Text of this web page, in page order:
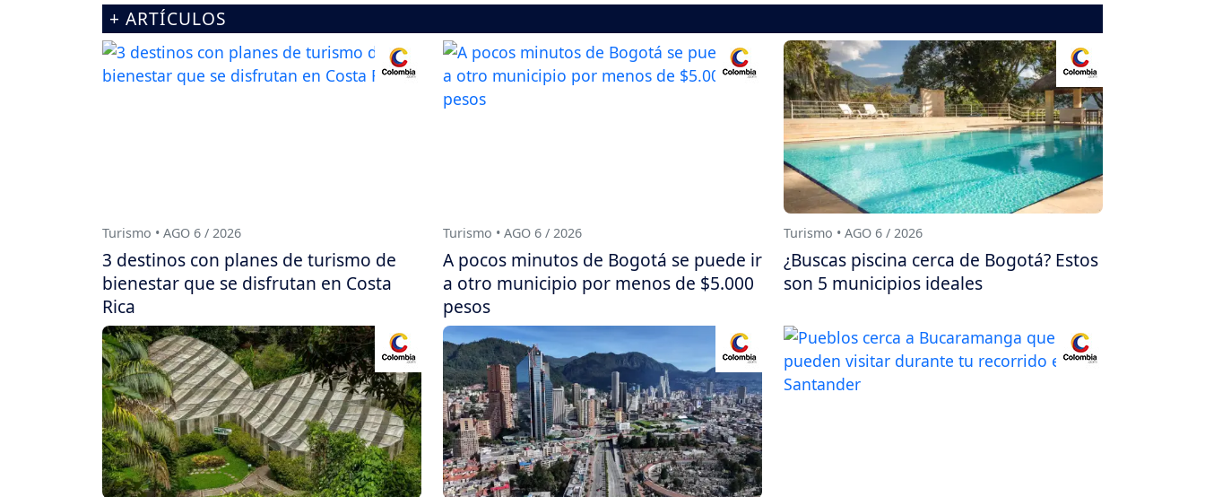
+ ARTÍCULOS
Turismo • AGO 6 / 2026
3 destinos con planes de turismo de
bienestar que se disfrutan en Costa
Rica
Turismo • AGO 6 / 2026
A pocos minutos de Bogotá se puede ir
a otro municipio por menos de $5.000
pesos
Turismo • AGO 6 / 2026
¿Buscas piscina cerca de Bogotá? Estos
son 5 municipios ideales